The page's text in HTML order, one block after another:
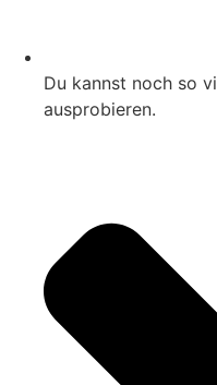
Du kannst noch so
ausprobieren.